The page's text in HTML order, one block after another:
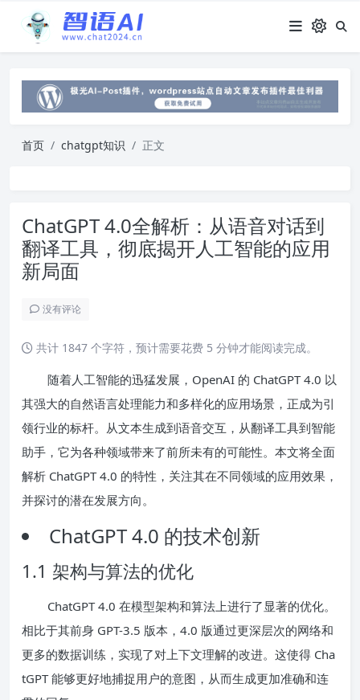
首页 chatgpt知识 正文
ChatGPT 4.0全解析：从语音对话到
翻译工具，彻底揭开人工智能的应用
新局面
没有评论
共计 1847 个字符，预计需要花费 5 分钟才能阅读完成。
随着人工智能的迅猛发展，OpenAI 的 ChatGPT 4.0 以
其强大的自然语言处理能力和多样化的应用场景，正成为引
领行业的标杆。从文本生成到语音交互，从翻译工具到智能
助手，它为各种领域带来了前所未有的可能性。本文将全面
解析 ChatGPT 4.0 的特性，关注其在不同领域的应用效果，
并探讨的潜在发展方向。
ChatGPT 4.0 的技术创新
1.1 架构与算法的优化
ChatGPT 4.0 在模型架构和算法上进行了显著的优化。
相比于其前身 GPT-3.5 版本，4.0 版通过更深层次的网络和
更多的数据训练，实现了对上下文理解的改进。这使得 Cha
tGPT 能够更好地捕捉用户的意图，从而生成更加准确和连